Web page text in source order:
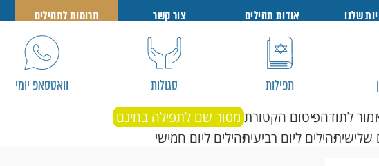
שלנו אודות תהילים צור קשר תרומות לתהילים
תפילות סגולות וואטסאפ יומי
לתודהפיטום הקטורת מסור שם לתפילה בחינם
שלישיתהילים ליום רביעיתהילים ליום חמישי